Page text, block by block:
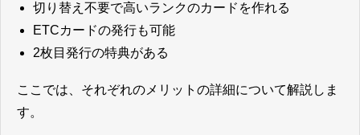
切り替え不要で高いランクのカードを作れる
ETCカードの発行も可能
2枚目発行の特典がある
ここでは、それぞれのメリットの詳細について解説しま
す。